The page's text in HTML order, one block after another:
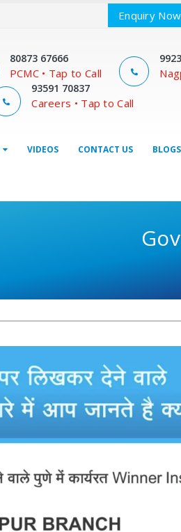
Enquiry Now
80873 67666
PCMC • Tap to Call
93591 70837
Careers • Tap to Call
VIDEOS CONTACT US BLOGS
Govt